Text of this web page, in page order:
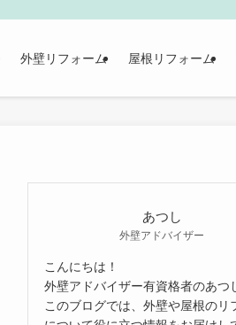
外壁リフォーム 屋根リフォーム
あつし
外壁アドバイザー
こんにちは！
外壁アドバイザー有資格者のあつ
このブログでは、外壁や屋根のリ